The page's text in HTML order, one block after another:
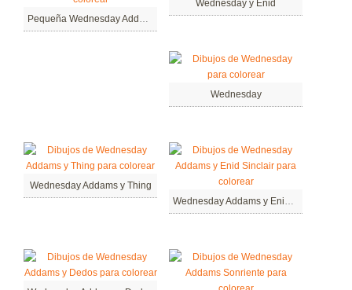
Pequeña Wednesday Addams
Wednesday y Enid
Wednesday
Wednesday Addams y Thing
Wednesday Addams y Enid Sinclair